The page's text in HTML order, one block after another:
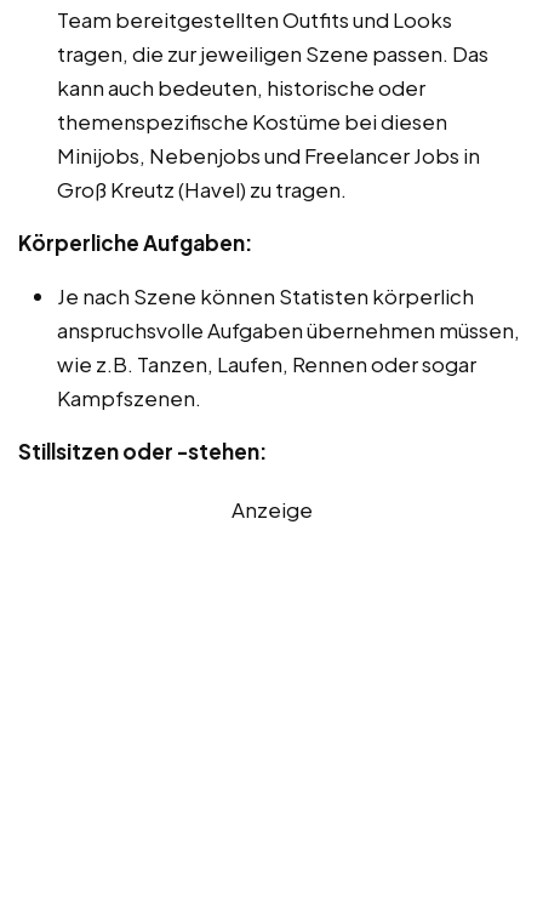
Team bereitgestellten Outfits und Looks
tragen, die zur jeweiligen Szene passen. Das
kann auch bedeuten, historische oder
themenspezifische Kostüme bei diesen
Minijobs, Nebenjobs und Freelancer Jobs in
Groß Kreutz (Havel) zu tragen.
Körperliche Aufgaben:
Je nach Szene können Statisten körperlich
anspruchsvolle Aufgaben übernehmen müssen,
wie z.B. Tanzen, Laufen, Rennen oder sogar
Kampfszenen.
Stillsitzen oder -stehen:
Anzeige